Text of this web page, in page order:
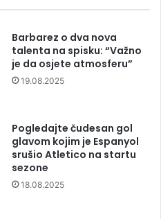
Barbarez o dva nova
talenta na spisku: “Važno
je da osjete atmosferu”
19.08.2025
Pogledajte čudesan gol
glavom kojim je Espanyol
srušio Atletico na startu
sezone
18.08.2025